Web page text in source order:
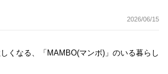
2026/06/15
くなる、「MAMBO(マンボ)」のいる暮らし